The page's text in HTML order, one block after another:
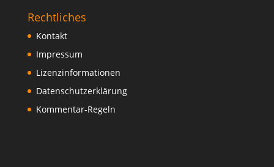
Rechtliches
Kontakt
Impressum
Lizenzinformationen
Datenschutzerklärung
Kommentar-Regeln